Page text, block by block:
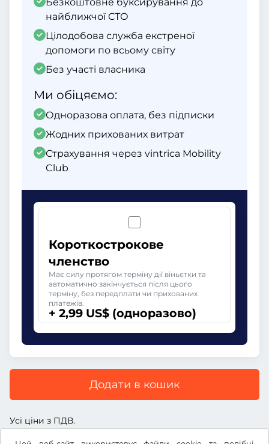
найближчої СТО
Цілодобова служба екстреної
допомоги по всьому світу
Без участі власника
Ми обіцяємо:
Одноразова оплата, без підписки
Жодних прихованих витрат
Страхування через vintrica Mobility
Club
Короткострокове
членство
Має силу протягом терміну дії віньєтки та
автоматично закінчується після цього
терміну, без передплати чи прихованих
платежів.
+ 2,99 US$ (одноразово)
Додати в кошик
Усі ціни з ПДВ.